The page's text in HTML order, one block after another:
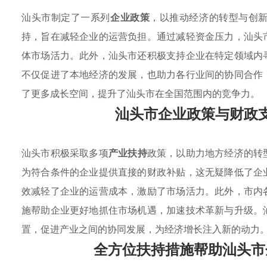
汕头市制定了一系列企业政策 ，以推动经济的转型与创
持，旨在减轻企业的运营负担。通过减轻资金压力，汕
体市场活力。此外，汕头市还积极支持企业在特定领域
不仅促进了本地经济的发展，也助力各行业间的协同合
了更多成长空间，提升了汕头市在全国范围内的竞争力。
汕头市企业政策与财政
汕头市积极采取多项产业扶持政策，以助力地方经济的
为符合条件的企业提供直接的财政补贴，这无疑降低了
效减轻了企业的运营成本，激励了市场活力。此外，市
施帮助企业更好地抓住市场机遇，加速技术革新与升级
置，促进产业之间的协同发展，为经济增长注入新的动力
全方位扶持措施帮助汕头